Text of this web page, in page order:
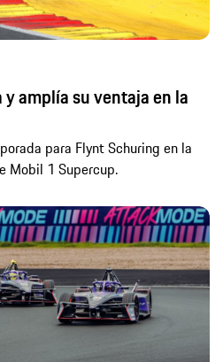
para Flynt Schuring en la
Mobil 1 Supercup.